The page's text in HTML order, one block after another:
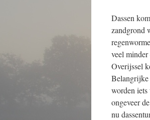
Dassen
zandgrond
veel
Overijssel
Belangrijke
worden iets
ongeveer
nu